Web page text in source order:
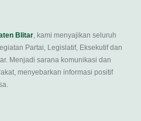
Blitar , kami menyajikan seluruh
Partai, Legislatif, Eksekutif dan
Menjadi sarana komunikasi dan
menyebarkan informasi positif